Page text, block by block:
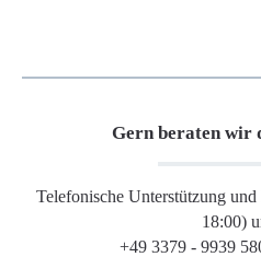
Gern beraten wir
Telefonische Unterstützung
18:00)
+49 3379 - 9939